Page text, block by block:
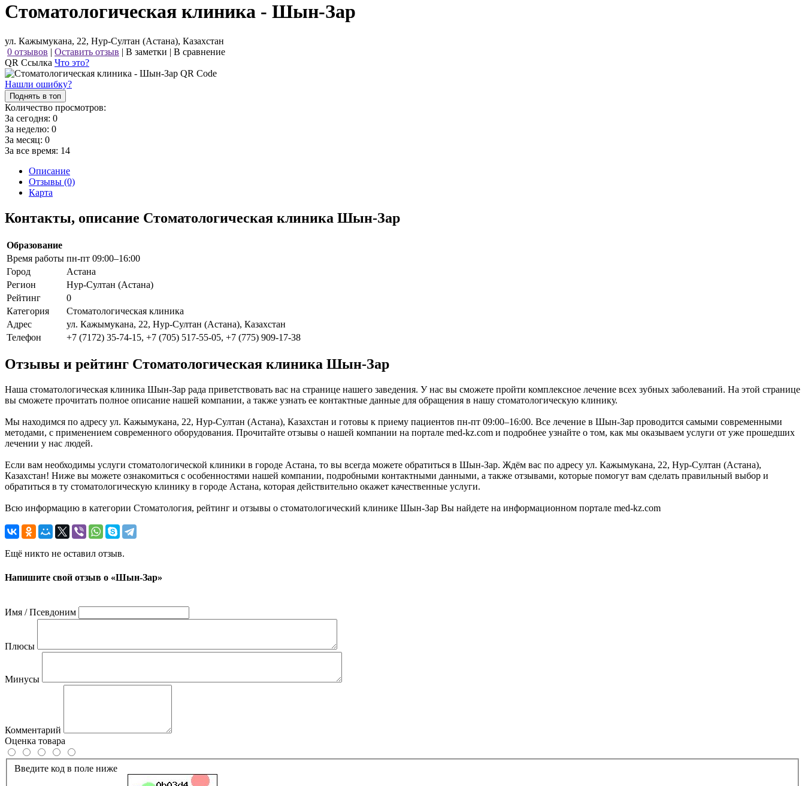
Стоматологическая клиника - Шын-Зар
ул. Кажымукана, 22, Нур-Султан (Астана), Казахстан
0 отзывов | Оставить отзыв | В заметки | В сравнение
QR Ссылка Что это?
Нашли ошибку?
Поднять в топ
Количество просмотров:
За сегодня: 0
За неделю: 0
За месяц: 0
За все время: 14
Описание
Отзывы (0)
Карта
Контакты, описание Стоматологическая клиника Шын-Зар
Образование
Время работы пн-пт 09:00–16:00
Город
Астана
Регион
Нур-Султан (Астана)
Рейтинг
0
Категория
Стоматологическая клиника
Адрес
ул. Кажымукана, 22, Нур-Султан (Астана), Казахстан
Телефон
+7 (7172) 35-74-15, +7 (705) 517-55-05, +7 (775) 909-17-38
Отзывы и рейтинг Стоматологическая клиника Шын-Зар
Наша стоматологическая клиника Шын-Зар рада приветствовать вас на странице нашего заведения. У нас вы сможете пройти комплексное лечение всех зубных заболеваний. На этой странице
вы сможете прочитать полное описание нашей компании, а также узнать ее контактные данные для обращения в нашу стоматологическую клинику.
Мы находимся по адресу ул. Кажымукана, 22, Нур-Султан (Астана), Казахстан и готовы к приему пациентов пн-пт 09:00–16:00. Все лечение в Шын-Зар проводится самыми современными
методами, с применением современного оборудования. Прочитайте отзывы о нашей компании на портале med-kz.com и подробнее узнайте о том, как мы оказываем услуги от уже прошедших
лечении у нас людей.
Если вам необходимы услуги стоматологической клиники в городе Астана, то вы всегда можете обратиться в Шын-Зар. Ждём вас по адресу ул. Кажымукана, 22, Нур-Султан (Астана),
Казахстан! Ниже вы можете ознакомиться с особенностями нашей компании, подробными контактными данными, а также отзывами, которые помогут вам сделать правильный выбор и
обратиться в ту стоматологическую клинику в городе Астана, которая действительно окажет качественные услуги.
Всю информацию в категории Стоматология, рейтинг и отзывы о стоматологический клинике Шын-Зар Вы найдете на информационном портале med-kz.com
Ещё никто не оставил отзыв.
Напишите свой отзыв о «Шын-Зар»
Имя / Псевдоним
Плюсы
Минусы
Комментарий
Оценка товара
Введите код в поле ниже